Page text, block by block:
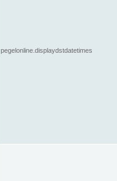
pegelonline.displaydstdatetimes